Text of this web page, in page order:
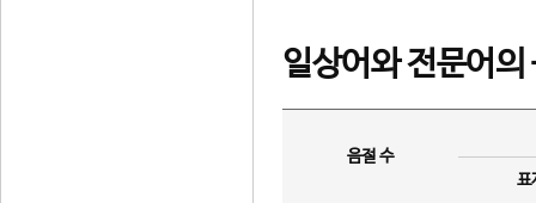
일상어와 전문어의
음절 수
표